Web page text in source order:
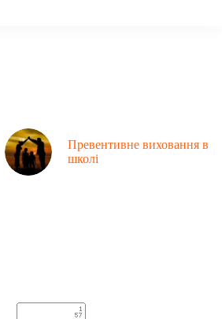
Превентивне виховання в
школі